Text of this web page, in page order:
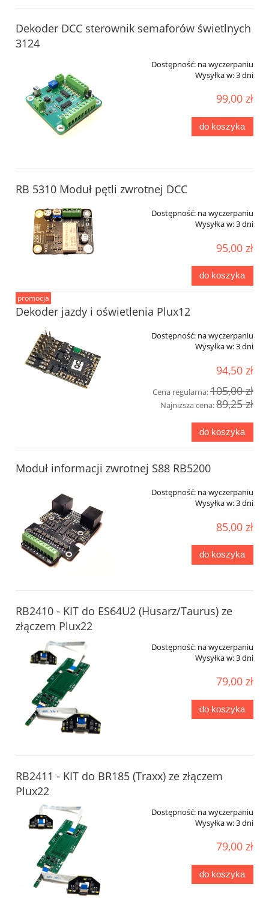
Dekoder DCC sterownik semaforów świetlnych
3124
Dostępność: na wyczerpaniu
Wysyłka w:3 dni
99,00 zł
do koszyka
RB 5310 Moduł pętli zwrotnej DCC
Dostępność: na wyczerpaniu
Wysyłka w:3 dni
95,00 zł
do koszyka
Dekoder jazdy i oświetlenia Plux12
Dostępność: na wyczerpaniu
Wysyłka w:3 dni
94,50 zł
Cena regularna:105,00 zł
Najniższa cena:89,25 zł
do koszyka
promocja
Moduł informacji zwrotnej S88 RB5200
Dostępność: na wyczerpaniu
Wysyłka w:3 dni
85,00 zł
do koszyka
RB2410 - KIT do ES64U2 (Husarz/Taurus) ze
złączem Plux22
Dostępność: na wyczerpaniu
Wysyłka w:3 dni
79,00 zł
do koszyka
RB2411 - KIT do BR185 (Traxx) ze złączem
Plux22
Dostępność: na wyczerpaniu
Wysyłka w:3 dni
79,00 zł
do koszyka